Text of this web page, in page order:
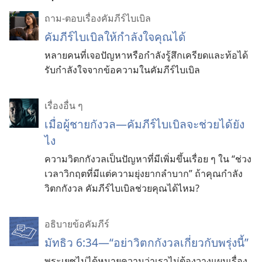
ถาม-ตอบเรื่องคัมภีร์ไบเบิล
คัมภีร์​ไบเบิล​ให้​กำลังใจ​คุณ​ได้
หลาย​คน​ที่​เจอ​ปัญหา​หรือ​กำลัง​รู้สึก​เครียด​และ​ท้อ​ได้​
รับ​กำลังใจ​จาก​ข้อ​ความ​ใน​คัมภีร์​ไบเบิล
เรื่องอื่น ๆ
เมื่อผู้ชายกังวล—คัมภีร์ไบเบิลจะช่วยได้ยัง
ไง
ความวิตกกังวลเป็นปัญหาที่มีเพิ่มขึ้นเรื่อย ๆ ใน “ช่วง
เวลาวิกฤตที่มีแต่ความยุ่งยากลำบาก” ถ้าคุณกำลัง
วิตกกังวล คัมภีร์ไบเบิลช่วยคุณได้ไหม?
อธิบายข้อคัมภีร์
มัทธิว 6:34—“อย่าวิตกกังวลเกี่ยวกับพรุ่งนี้”